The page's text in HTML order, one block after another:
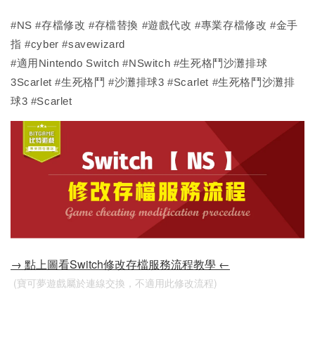
#NS #存檔修改 #存檔替換 #遊戲代改 #專業存檔修改 #金手
指 #cyber #savewizard
#適用Nintendo Switch #NSwitch #生死格鬥沙灘排球
3Scarlet #生死格鬥 #沙灘排球3 #Scarlet #生死格鬥沙灘排
球3 #Scarlet
→ 點上圖看Switch修改存檔服務流程教學 ←
(寶可夢遊戲屬於連線交換，不適用此修改流程)